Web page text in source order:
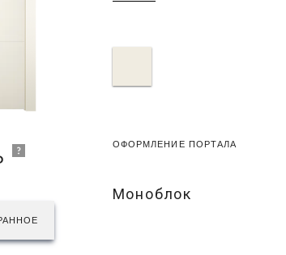
ОФОРМЛЕНИЕ ПОРТАЛА
Моноблок